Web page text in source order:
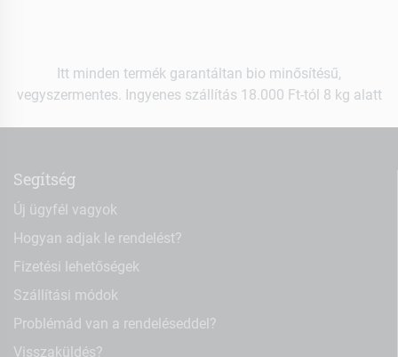
Itt minden termék garantáltan bio minősítésű,
vegyszermentes. Ingyenes szállítás 18.000 Ft-tól 8 kg alatt
Segítség
Új ügyfél vagyok
Hogyan adjak le rendelést?
Fizetési lehetőségek
Szállítási módok
Problémád van a rendeléseddel?
Visszaküldés?